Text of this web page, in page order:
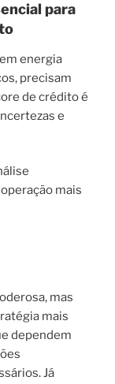
para
energia
precisam
de crédito é
e
mais
mas
mais
dependem
Já